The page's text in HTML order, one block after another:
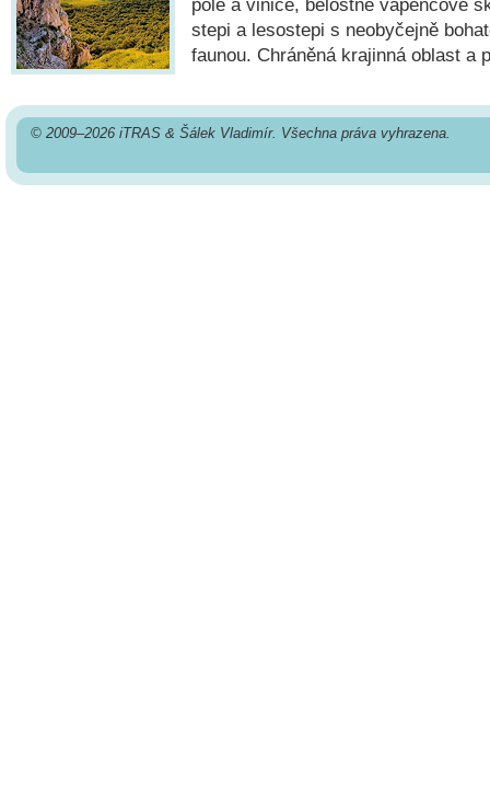
pole a vinice, bělostné vápencové
stepi a lesostepi s neobyčejně
faunou. Chráněná krajinná oblast a
© 2009–2026 iTRAS & Šálek Vladimír. Všechna práva vyhrazena.